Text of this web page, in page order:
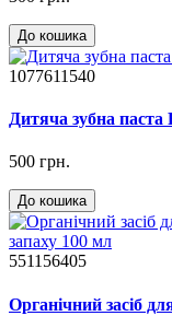
До кошика
1077611540
Дитяча зубна
500 грн.
До кошика
551156405
Органічний засіб